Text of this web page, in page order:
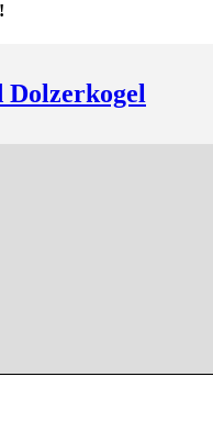
Dolzerkogel